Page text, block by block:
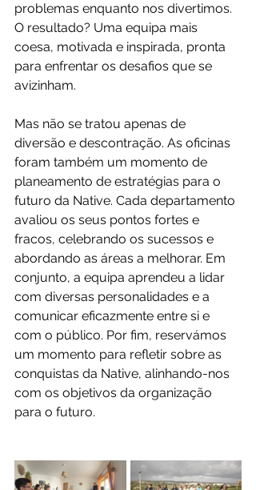
problemas enquanto nos divertimos.
O resultado? Uma equipa mais
coesa, motivada e inspirada, pronta
para enfrentar os desafios que se
avizinham.
Mas não se tratou apenas de
diversão e descontração. As oficinas
foram também um momento de
planeamento de estratégias para o
futuro da Native. Cada departamento
avaliou os seus pontos fortes e
fracos, celebrando os sucessos e
abordando as áreas a melhorar. Em
conjunto, a equipa aprendeu a lidar
com diversas personalidades e a
comunicar eficazmente entre si e
com o público. Por fim, reservámos
um momento para refletir sobre as
conquistas da Native, alinhando-nos
com os objetivos da organização
para o futuro.